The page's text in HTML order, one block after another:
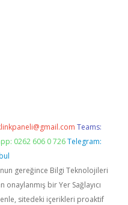
Teams:
0262 606 0 726 Telegram:
gereğince Bilgi Teknolojileri
bir Yer Sağlayıcı
sitedeki içerikleri proaktif